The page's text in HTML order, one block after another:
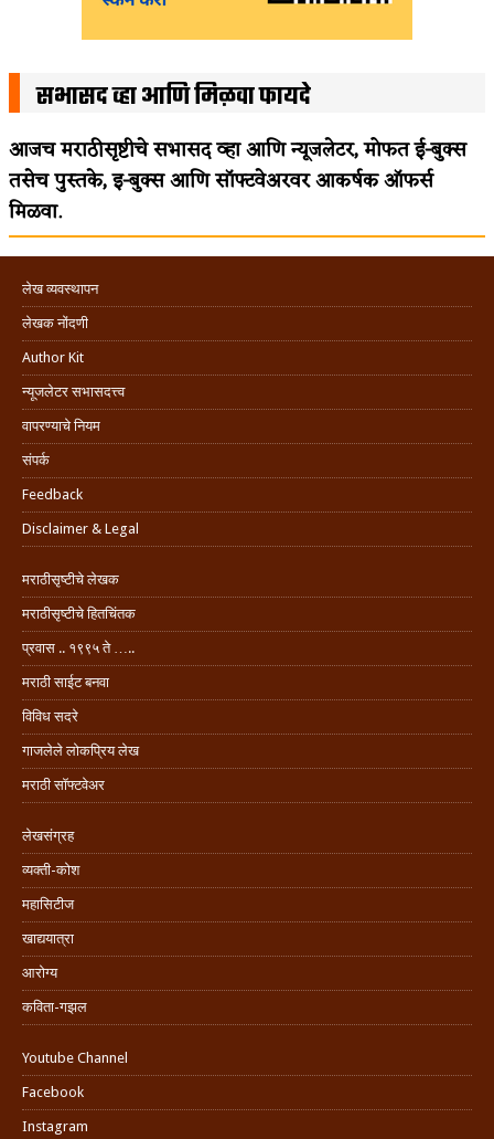
सभासद व्हा आणि मिळवा फायदे
आजच मराठीसृष्टीचे सभासद व्हा आणि न्यूजलेटर, मोफत ई-बुक्स
तसेच पुस्तके, इ-बुक्स आणि सॉफ्टवेअरवर आकर्षक ऑफर्स
मिळवा.
लेख व्यवस्थापन
लेखक नोंदणी
Author Kit
न्यूजलेटर सभासदत्त्व
वापरण्याचे नियम
संपर्क
Feedback
Disclaimer & Legal
मराठीसृष्टीचे लेखक
मराठीसृष्टीचे हितचिंतक
प्रवास .. १९९५ ते …..
मराठी साईट बनवा
विविध सदरे
गाजलेले लोकप्रिय लेख
मराठी सॉफ्टवेअर
लेखसंग्रह
व्यक्ती-कोश
महासिटीज
खाद्ययात्रा
आरोग्य
कविता-गझल
Youtube Channel
Facebook
Instagram